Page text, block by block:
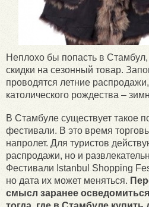
Неплохо бы попасть в Стамбул,
скидки на сезонный товар.
проводятся летние
католического рождества –
В Стамбуле существует такое
фестивали. В это время
напролет. Для туристов
распродажи, но и
Фестивали Istanbul Shopping
но дата их может меняться.
смысл заранее